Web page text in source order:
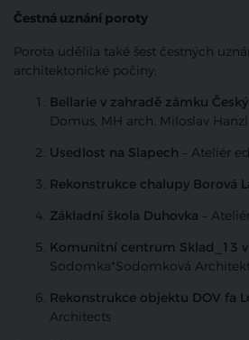
Čestná uznání poroty
Porota udělila také šest čestných
architektonické počiny:
Bellarie v zahradě zámku
Domus, MH arch. Miloslav Hanzl
Usedlost na Slapech – Ateliér
Rekonstrukce chalupy Borová
Základní škola Duhovka –
Komunitní centrum Sklad_13
Sodomka*Sodomková
Rekonstrukce objektu DOV fa
Architects